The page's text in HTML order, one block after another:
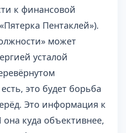
к финансовой
Пентаклей»).
может
усталой
это будет борьба
Это информация к
куда объективнее,